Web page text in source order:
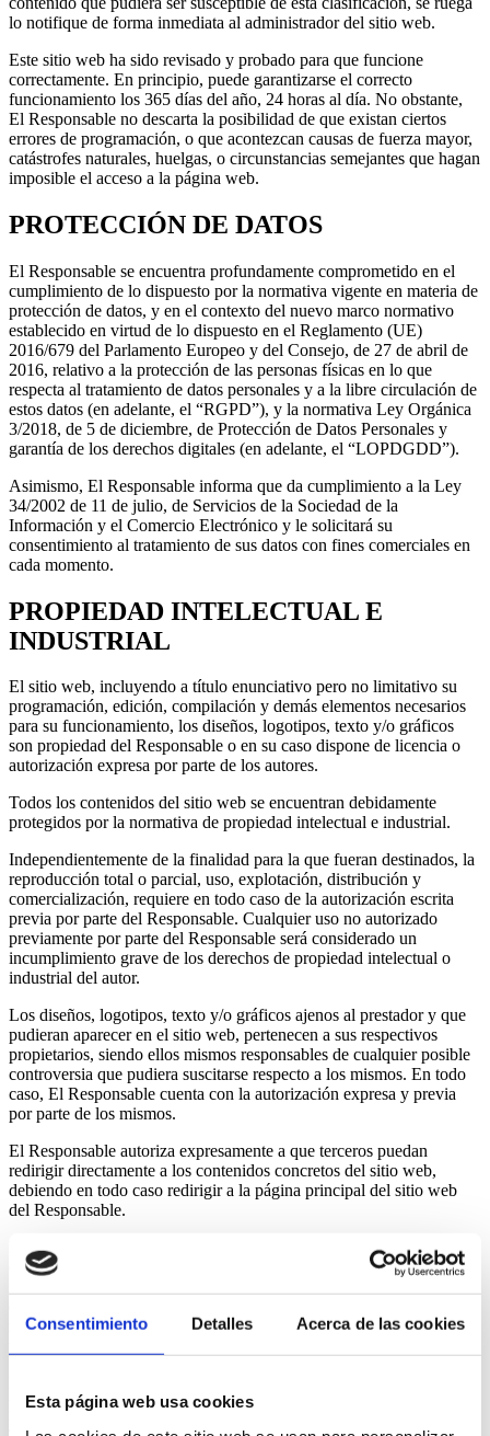
Consentimiento Detalles Acerca de las cookies
Esta página web usa cookies
lo notifique de forma inmediata al administrador del sitio web.
Este sitio web ha sido revisado y probado para que funcione
correctamente. En principio, puede garantizarse el correcto
funcionamiento los 365 días del año, 24 horas al día. No obstante,
El Responsable no descarta la posibilidad de que existan ciertos
errores de programación, o que acontezcan causas de fuerza mayor,
catástrofes naturales, huelgas, o circunstancias semejantes que hagan
imposible el acceso a la página web.
PROTECCIÓN DE DATOS
El Responsable se encuentra profundamente comprometido en el
cumplimiento de lo dispuesto por la normativa vigente en materia de
protección de datos, y en el contexto del nuevo marco normativo
establecido en virtud de lo dispuesto en el Reglamento (UE)
2016/679 del Parlamento Europeo y del Consejo, de 27 de abril de
2016, relativo a la protección de las personas físicas en lo que
respecta al tratamiento de datos personales y a la libre circulación de
estos datos (en adelante, el “RGPD”), y la normativa Ley Orgánica
3/2018, de 5 de diciembre, de Protección de Datos Personales y
garantía de los derechos digitales (en adelante, el “LOPDGDD”).
Asimismo, El Responsable informa que da cumplimiento a la Ley
34/2002 de 11 de julio, de Servicios de la Sociedad de la
Información y el Comercio Electrónico y le solicitará su
consentimiento al tratamiento de sus datos con fines comerciales en
cada momento.
PROPIEDAD INTELECTUAL E
INDUSTRIAL
El sitio web, incluyendo a título enunciativo pero no limitativo su
programación, edición, compilación y demás elementos necesarios
para su funcionamiento, los diseños, logotipos, texto y/o gráficos
son propiedad del Responsable o en su caso dispone de licencia o
autorización expresa por parte de los autores.
Todos los contenidos del sitio web se encuentran debidamente
protegidos por la normativa de propiedad intelectual e industrial.
Independientemente de la finalidad para la que fueran destinados, la
reproducción total o parcial, uso, explotación, distribución y
comercialización, requiere en todo caso de la autorización escrita
previa por parte del Responsable. Cualquier uso no autorizado
previamente por parte del Responsable será considerado un
incumplimiento grave de los derechos de propiedad intelectual o
industrial del autor.
Los diseños, logotipos, texto y/o gráficos ajenos al prestador y que
pudieran aparecer en el sitio web, pertenecen a sus respectivos
propietarios, siendo ellos mismos responsables de cualquier posible
controversia que pudiera suscitarse respecto a los mismos. En todo
caso, El Responsable cuenta con la autorización expresa y previa
por parte de los mismos.
El Responsable autoriza expresamente a que terceros puedan
redirigir directamente a los contenidos concretos del sitio web,
debiendo en todo caso redirigir a la página principal del sitio web
del Responsable.
El Responsable reconoce a favor de sus titulares los
correspondientes derechos de propiedad intelectual e industrial, no
mismos, como tampoco respaldo, patrocinio o recomendación por su
permite, se han incluido las referencias correspondientes a la autoría